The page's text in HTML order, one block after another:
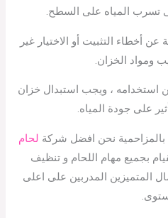
تسرب المياه على السطح.
عن أخطاء التثبيت أو الاختيار غير
ومواد الخزان.
استخدامه ، ويجب استبدال خزان
على جودة المياه.
نحن افضل شركة لحام
بجميع مهام اللحام و تنظيف
المتميزين المدربين على اعلى